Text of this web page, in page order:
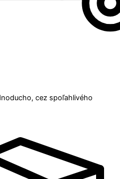
cez spoľahlivého